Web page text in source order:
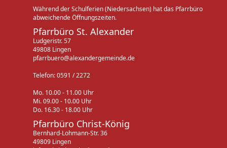
Während der Schulferien (Niedersachsen) hat das Pfarrbüro
abweichende Öffnungszeiten.
Pfarrbüro St. Alexander
Ludgeristr. 57
49808 Lingen
pfarrbuero@alexandergemeinde.de
Telefon: 0591 / 2272
Mo. 10.00 - 11.00 Uhr
Mi. 09.00 - 10.00 Uhr
Do. 16.30 - 18.00 Uhr
Pfarrbüro Christ-König
Bernhard-Lohmann-Str. 36
49809 Lingen